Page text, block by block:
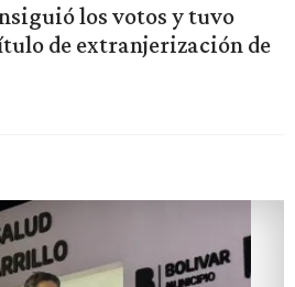
los votos y tuvo
de extranjerización de